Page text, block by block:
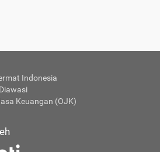
Indonesia
Keuangan (OJK)